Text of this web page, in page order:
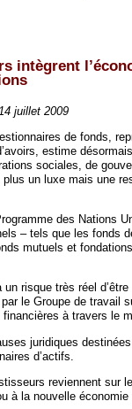
intègrent
juillet 2009
de fonds,
estime
sociales, de
plus un luxe mais une
des Nations
– tels que les fonds
mutuels et
un risque très réel
le Groupe de travail
à travers le
juridiques
d’actifs.
reviennent sur
à la nouvelle